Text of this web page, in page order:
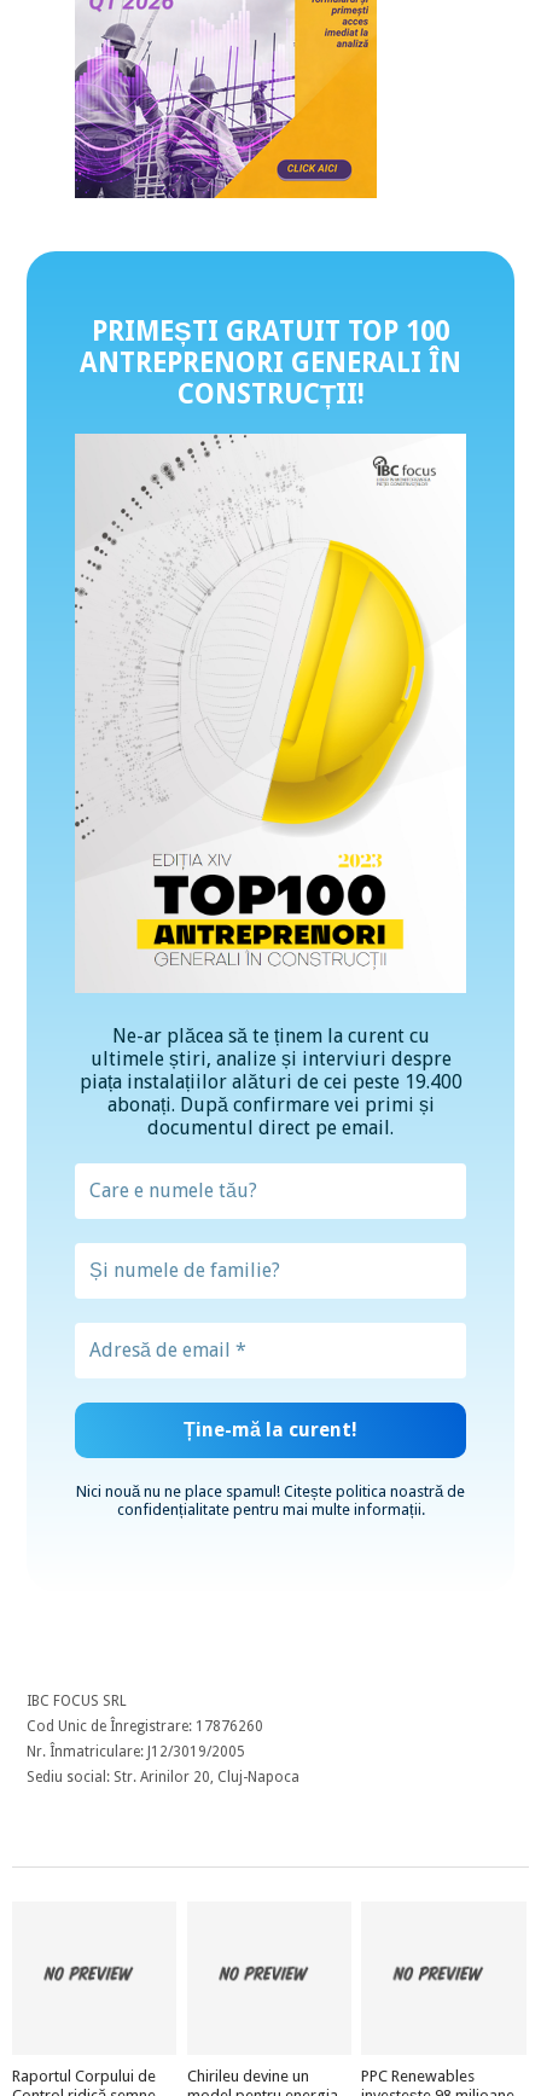
PRIMEȘTI GRATUIT TOP 100
ANTREPRENORI GENERALI ÎN
CONSTRUCȚII!
Ne-ar plăcea să te ținem la curent cu
ultimele știri, analize și interviuri despre
piața instalațiilor alături de cei peste 19.400
abonați. După confirmare vei primi și
documentul direct pe email.
Nici nouă nu ne place spamul! Citește politica noastră de
confidențialitatepentru mai multe informații.
IBC FOCUS SRL
Cod Unic de Înregistrare: 17876260
Nr. Înmatriculare: J12/3019/2005
Sediu social: Str. Arinilor 20, Cluj-Napoca
Raportul Corpului de
Chirileu devine un
PPC Renewables